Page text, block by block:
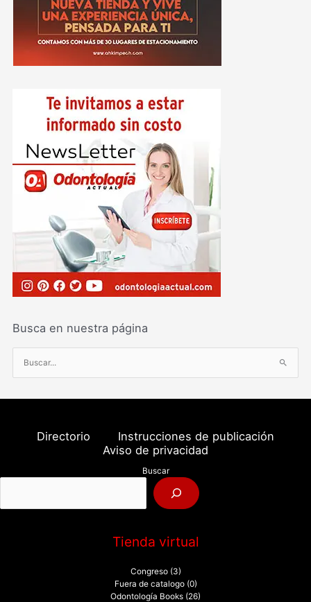
Busca en nuestra página
u
s
o
:
Directorio
Instrucciones de publicación
Aviso de privacidad
Buscar
Tienda virtual
Congreso (3)
Fuera de catalogo (0)
Odontología Books (26)